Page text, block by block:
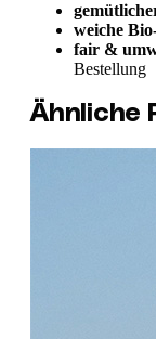
weiche
fair &
Bestellung
Ähnliche